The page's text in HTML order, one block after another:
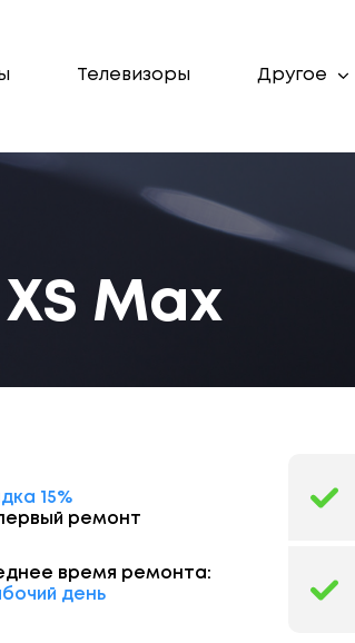
Телевизоры Другое
Max
15%
ремонт
время ремонта:
день